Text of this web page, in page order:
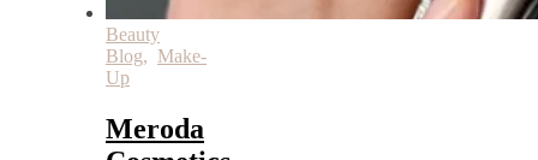
Beauty
Blog, Make-
Up
Meroda